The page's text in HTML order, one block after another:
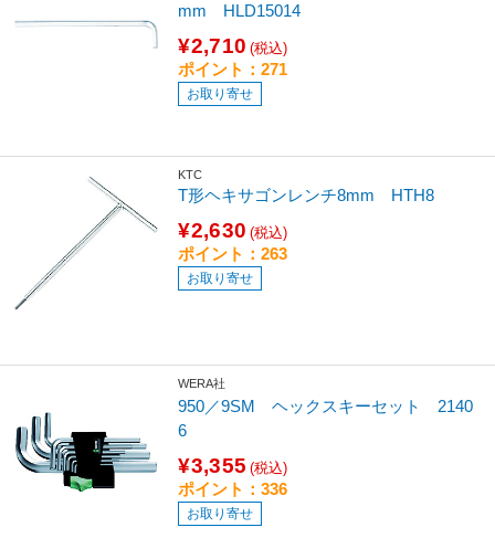
mm HLD15014
¥2,710 (税込)
ポイント：271
お取り寄せ
KTC
T形ヘキサゴンレンチ8mm HTH8
¥2,630 (税込)
ポイント：263
お取り寄せ
WERA社
950／9SM ヘックスキーセット 2140
6
¥3,355 (税込)
ポイント：336
お取り寄せ